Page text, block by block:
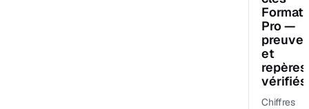
Pro —
et
repères
vérifiés
Chiffres